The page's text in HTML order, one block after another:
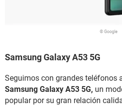
© Google
Samsung Galaxy A53 5G
Seguimos con grandes teléfonos
Samsung Galaxy A53 5G, un
popular por su gran relación